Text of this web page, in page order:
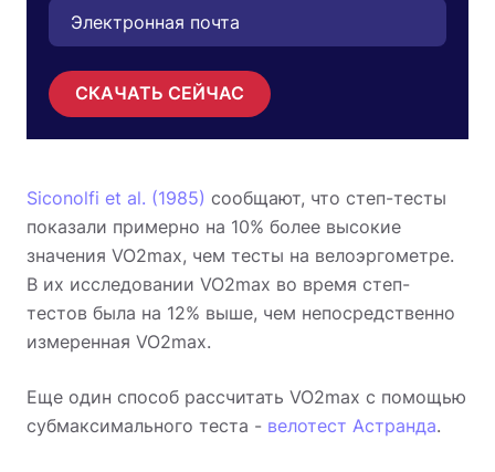
СКАЧАТЬ СЕЙЧАС
Siconolfi et al. (1985) сообщают, что степ-тесты
показали примерно на 10% более высокие
значения VO2max, чем тесты на велоэргометре.
В их исследовании VO2max во время степ-
тестов была на 12% выше, чем непосредственно
измеренная VO2max.
Еще один способ рассчитать VO2max с помощью
субмаксимального теста - велотест Астранда.